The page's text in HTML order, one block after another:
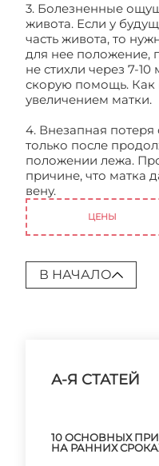
3. Болезненные
живота. Если у
часть живота, то
для нее положение,
не стихли через 7-
скорую помощь. Как
увеличением матки.
4. Внезапная
только после
положении лежа.
причине, что матка
вену.
ЦЕНЫ
В НАЧАЛО
А-Я СТАТЕЙ
10 ОСНОВНЫХ
НА РАННИХ